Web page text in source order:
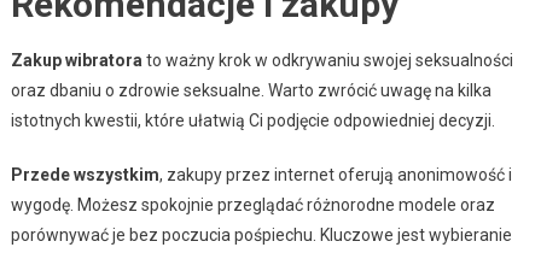
Zakup wibratora to ważny krok w odkrywaniu swojej seksualności
oraz dbaniu o zdrowie seksualne. Warto zwrócić uwagę na kilka
istotnych kwestii, które ułatwią Ci podjęcie odpowiedniej decyzji.
Przede wszystkim, zakupy przez internet oferują anonimowość i
wygodę. Możesz spokojnie przeglądać różnorodne modele oraz
porównywać je bez poczucia pośpiechu. Kluczowe jest wybieranie